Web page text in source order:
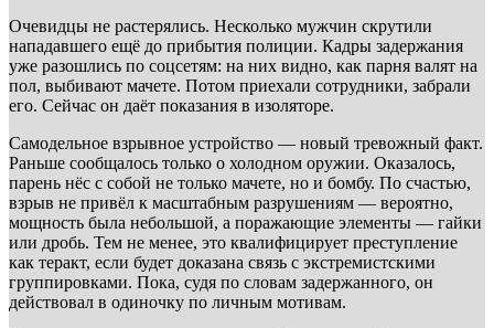
Очевидцы не растерялись. Несколько мужчин скрутили
нападавшего ещё до прибытия полиции. Кадры задержания
уже разошлись по соцсетям: на них видно, как парня валят на
пол, выбивают мачете. Потом приехали сотрудники, забрали
его. Сейчас он даёт показания в изоляторе.
Самодельное взрывное устройство — новый тревожный факт.
Раньше сообщалось только о холодном оружии. Оказалось,
парень нёс с собой не только мачете, но и бомбу. По счастью,
взрыв не привёл к масштабным разрушениям — вероятно,
мощность была небольшой, а поражающие элементы — гайки
или дробь. Тем не менее, это квалифицирует преступление
как теракт, если будет доказана связь с экстремистскими
группировками. Пока, судя по словам задержанного, он
действовал в одиночку по личным мотивам.